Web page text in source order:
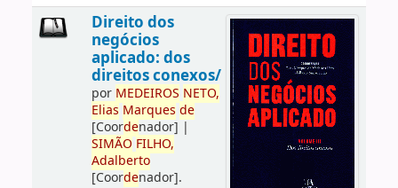
Direito dos
negócios
aplicado: dos
direitos conexos/
por MEDEIROS NETO,
Elias Marques de
[Coordenador] |
SIMÃO FILHO,
Adalberto
[Coordenador].